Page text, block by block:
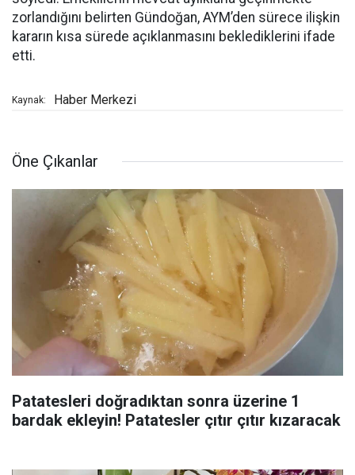
zorlandığını belirten Gündoğan, AYM’den sürece ilişkin
kararın kısa sürede açıklanmasını beklediklerini ifade
etti.
Kaynak: Haber Merkezi
Öne Çıkanlar
Patatesleri doğradıktan sonra üzerine 1
bardak ekleyin! Patatesler çıtır çıtır kızaracak